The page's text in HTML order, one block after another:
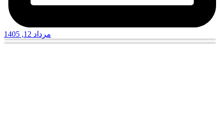
مرداد 12, 1405